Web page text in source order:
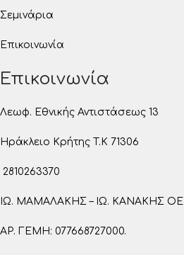
Σεμινάρια
Επικοινωνία
Επικοινωνία
Λεωφ. Εθνικής Αντιστάσεως 13
Ηράκλειο Κρήτης T.K 71306
2810263370
ΙΩ. ΜΑΜΑΛΑΚΗΣ – ΙΩ. ΚΑΝΑΚΗΣ ΟΕ
ΑΡ. ΓΕΜΗ: 077668727000.